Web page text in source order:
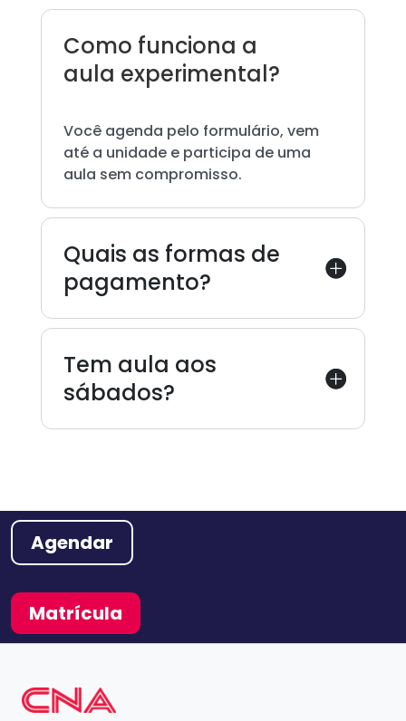
Como funciona a
aula experimental?
Você agenda pelo formulário, vem
até a unidade e participa de uma
aula sem compromisso.
Quais as formas de
pagamento?
Tem aula aos
sábados?
Agendar
Matrícula